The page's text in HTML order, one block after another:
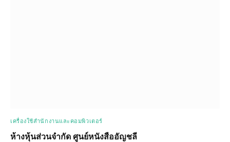
เครื่องใช้สำนักงานและคอมพิวเตอร์
ห้างหุ้นส่วนจำกัด ศูนย์หนังสืออัญชลี